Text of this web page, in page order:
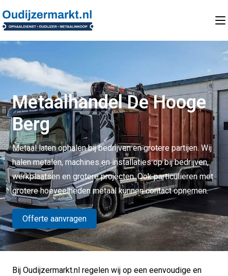
Metaalhandel De Hooge
Berg
Metaal laten ophalen bij bedrijven en grotere partijen. Wij
halen metalen, machines en installaties op bij bedrijven,
werkplaatsen en grotere projecten. Ook particulieren met
grotere hoeveelheden metaal kunnen contact opnemen.
Offerte aanvragen
Bij Oudijzermarkt.nl regelen wij op een eenvoudige en